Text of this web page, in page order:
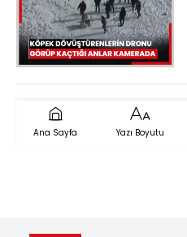
Ana Sayfa Yazı Boyutu